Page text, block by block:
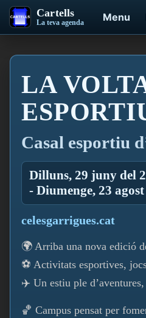
Cartells
La teva agenda Menu
LA
Casal esportiu
Dilluns, 29 juny del
- Diumenge, 23
celesgarrigues.cat
🌍 Arriba una nova edició
⚽ Activitats esportives,
✈️ Un estiu ple
🏀 Campus pensat per